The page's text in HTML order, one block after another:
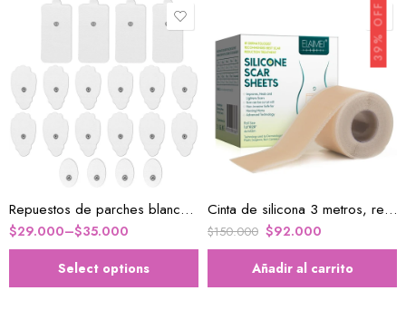
Repuestos de parches blancos almohadillas para TENS y EMS
$29.000–$35.000
Pequeño
Mediano
Grande
Select options
39% OFF
Cinta de silicona 3 metros, reduce la apariencia de las cicatrices
$150.000 $92.000
Añadir al carrito